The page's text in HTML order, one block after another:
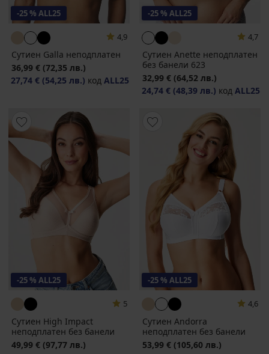
-25 % ALL25
4,9
Сутиен Galla неподплатен
36,99 € (72,35 лв.)
27,74 € (54,25 лв.) код ALL25
-25 % ALL25
4,7
Сутиен Anette неподплатен
без банели 623
32,99 € (64,52 лв.)
24,74 € (48,39 лв.) код ALL25
-25 % ALL25
5
Сутиен High Impact
неподплатен без банели
49,99 € (97,77 лв.)
-25 % ALL25
4,6
Сутиен Andorra
неподплатен без банели
53,99 € (105,60 лв.)